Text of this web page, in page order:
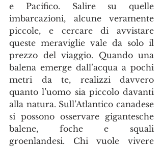
e Pacifico. Salire su quelle
imbarcazioni, alcune veramente
piccole, e cercare di avvistare
queste meraviglie vale da solo il
prezzo del viaggio. Quando una
balena emerge dall’acqua a pochi
metri da te, realizzi davvero
quanto l’uomo sia piccolo davanti
alla natura. Sull’Atlantico canadese
si possono osservare gigantesche
balene, foche e squali
groenlandesi. Chi vuole vivere